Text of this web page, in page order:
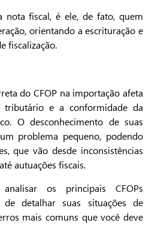
nota fiscal, é ele, de fato, quem
orientando a escrituração e
fiscalização.
do CFOP na importação afeta
tributário e a conformidade da
O desconhecimento de suas
problema pequeno, podendo
que vão desde inconsistências
autuações fiscais.
os principais CFOPs
detalhar suas situações de
mais comuns que você deve